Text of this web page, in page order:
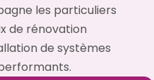
les particuliers
de rénovation
de systèmes